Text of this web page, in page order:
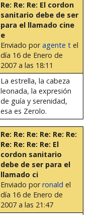
Re: Re: Re: El cordon
sanitario debe de ser
para el llamado cine
e
Enviado poragente tel
día 16 de Enero de
2007 a las 18:11
La estrella, la cabeza
leonada, la expresión
de guía y serenidad,
esa es Zerolo.
Re: Re: Re: Re: Re: Re:
Re: Re: Re: Re: El
cordon sanitario
debe de ser para el
llamado ci
Enviado porronald el
día 16 de Enero de
2007 a las 21:47